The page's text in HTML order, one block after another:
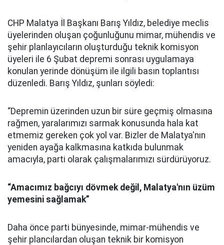
CHP Malatya İl Başkanı Barış Yıldız, belediye meclis
üyelerinden oluşan çoğunluğunu mimar, mühendis ve
şehir planlayıcıların oluşturduğu teknik komisyon
üyeleri ile 6 Şubat depremi sonrası uygulamaya
konulan yerinde dönüşüm ile ilgili basın toplantısı
düzenledi. Barış Yıldız, şunları söyledi:
“Depremin üzerinden uzun bir süre geçmiş olmasına
rağmen, yaralarımızı sarmak konusunda hala kat
etmemiz gereken çok yol var. Bizler de Malatya'nın
yeniden ayağa kalkmasına katkıda bulunmak
amacıyla, parti olarak çalışmalarımızı sürdürüyoruz.
“Amacımız bağcıyı dövmek değil, Malatya'nın üzüm
yemesini sağlamak”
Daha önce parti bünyesinde, mimar-mühendis ve
şehir plancılardan oluşan teknik bir komisyon